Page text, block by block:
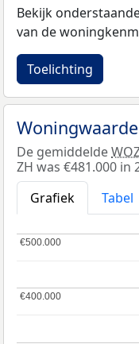
Bekijk
van de
Toelichting
De gemiddelde
ZH was €481.000 in
Grafiek
Tabel
€400.000
€400.000
€500.000
€500.000